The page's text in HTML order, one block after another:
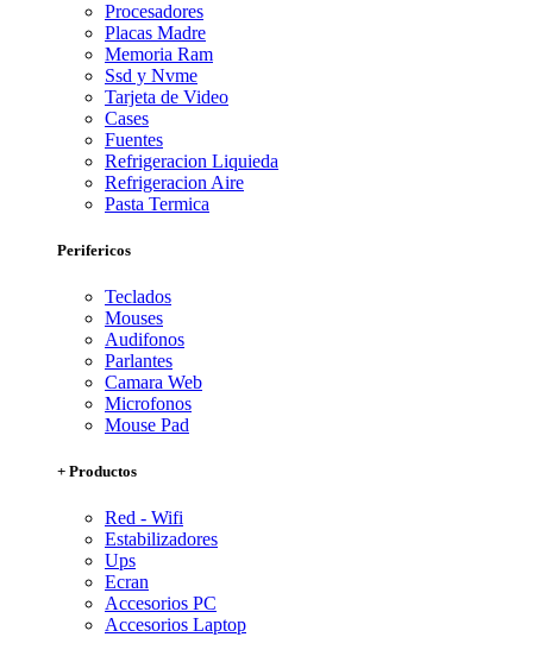
Procesadores
Placas Madre
Memoria Ram
Ssd y Nvme
Tarjeta de Video
Cases
Fuentes
Refrigeracion Liquieda
Refrigeracion Aire
Pasta Termica
Perifericos
Teclados
Mouses
Audifonos
Parlantes
Camara Web
Microfonos
Mouse Pad
+ Productos
Red - Wifi
Estabilizadores
Ups
Ecran
Accesorios PC
Accesorios Laptop